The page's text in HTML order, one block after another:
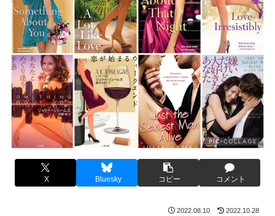
X Bluesky コピー コメント
2022.08.10 2022.10.28